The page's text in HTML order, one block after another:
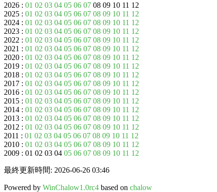
2026 : 01 02 03 04 05 06 07 08 09 10 11 12
2025 : 01 02 03 04 05 06 07 08 09 10 11 12
2024 : 01 02 03 04 05 06 07 08 09 10 11 12
2023 : 01 02 03 04 05 06 07 08 09 10 11 12
2022 : 01 02 03 04 05 06 07 08 09 10 11 12
2021 : 01 02 03 04 05 06 07 08 09 10 11 12
2020 : 01 02 03 04 05 06 07 08 09 10 11 12
2019 : 01 02 03 04 05 06 07 08 09 10 11 12
2018 : 01 02 03 04 05 06 07 08 09 10 11 12
2017 : 01 02 03 04 05 06 07 08 09 10 11 12
2016 : 01 02 03 04 05 06 07 08 09 10 11 12
2015 : 01 02 03 04 05 06 07 08 09 10 11 12
2014 : 01 02 03 04 05 06 07 08 09 10 11 12
2013 : 01 02 03 04 05 06 07 08 09 10 11 12
2012 : 01 02 03 04 05 06 07 08 09 10 11 12
2011 : 01 02 03 04 05 06 07 08 09 10 11 12
2010 : 01 02 03 04 05 06 07 08 09 10 11 12
2009 : 01 02 03 04 05 06 07 08 09 10 11 12
最終更新時間: 2026-06-26 03:46
Powered by WinChalow1.0rc4 based on chalow